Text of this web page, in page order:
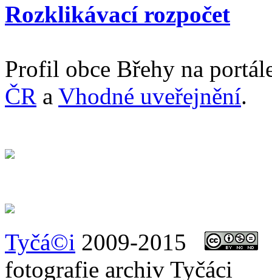
Rozklikávací rozpočet
Profil obce Břehy na
ČR a Vhodné uveřejnění.
Tyčá©i 2009-2015
fotografie archiv Tyčáci